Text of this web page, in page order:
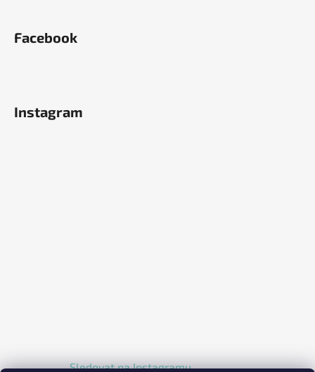
Facebook
Instagram
Sledovat na Instagramu